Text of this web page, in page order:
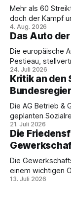
Mehr als 60
doch der Kampf
den Vivantes-
C. Stange zieht
Politik.
4. Aug. 2026
Das Auto
Die europäische
Pestieau,
PTB, zeigt,
weshalb die
demokratische
Beschäftigten
24. Juli 2026
Kritik an den
Die AG Betrieb &
geplanten
Belastung für
Stellungnahme
gemeinsamen
Sozialabbau.
21. Juli 2026
Die
Die
einem wichtigen
entwickelt. Ulrike
13. Juli 2026